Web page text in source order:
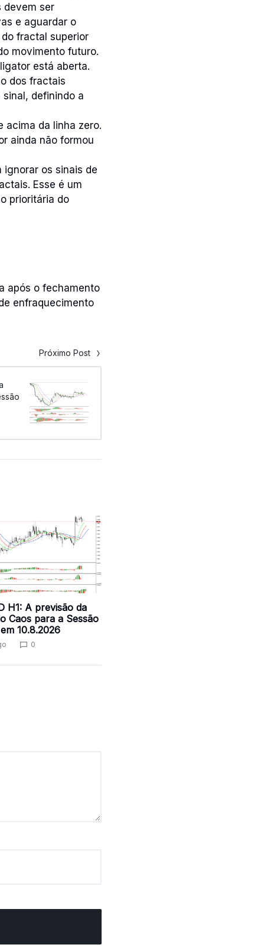
devem ser
e aguardar o
fractal superior
movimento futuro.
está aberta.
dos fractais
definindo a
acima da linha zero.
ainda não formou
ignorar os sinais de
Esse é um
prioritária do
após o fechamento
enfraquecimento
Próximo Post
H1: A previsão da
Caos para a Sessão
10.8.2026
0